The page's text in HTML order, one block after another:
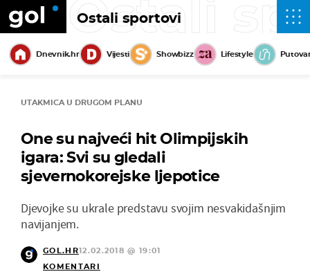
Ostali sportovi
Ostali
Dnevnik.hr Vijesti Showbizz Lifestyle
UTAKMICA U DRUGOM PLANU
One su najveći hit Olimpijskih
igara: Svi su gledali
sjevernokorejske ljepotice
Djevojke su ukrale predstavu svojim nesvakidašnjim
navijanjem.
GOL.HR12.02.2018 @ 19:01
KOMENTARI